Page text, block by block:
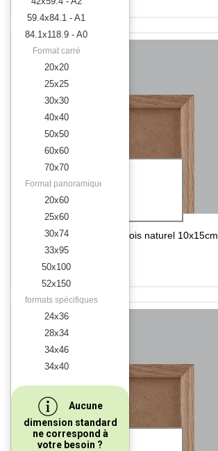
59.4x84.1 - A1
84.1x118.9 - A0
Format carré
20x20
25x25
30x30
40x40
50x50
60x60
70x70
Format panoramique
20x60
25x60
30x74
33x95
50x100
52x150
formats spécifiques
24x36
28x34
34x46
34x40
Aucune
dimension standard
ne correspond à
votre besoin ?
8,16 €
1.2 cm
Cadre bois naturel 10x15cm
8,88 €
1.2 cm